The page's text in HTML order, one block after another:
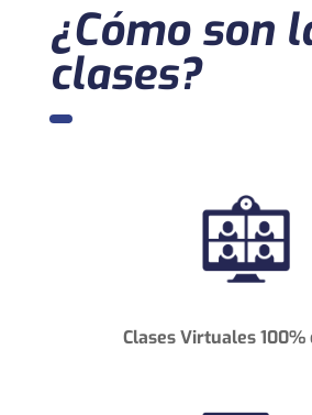
¿Cómo son
clases?
Clases Virtuales 100%